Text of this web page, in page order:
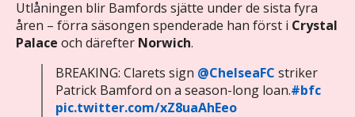
Utlåningen blir Bamfords sjätte under de sista fyra
åren – förra säsongen spenderade han först i Crystal
Palace och därefter Norwich.
BREAKING: Clarets sign @ChelseaFC striker
Patrick Bamford on a season-long loan.#bfc
pic.twitter.com/xZ8uaAhEeo